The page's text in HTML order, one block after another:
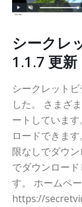
シークレ
1.1.7 更新
シークレット
した。 さまざ
ートしていま
ロードできま
限なしでダウ
でダウンロー
す。 ホームペ
https://